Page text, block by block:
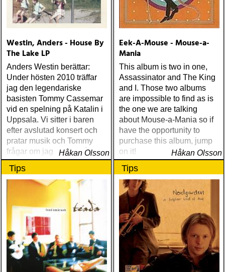
Westin, Anders - House By
The Lake LP
Anders Westin berättar:
Under hösten 2010 träffar
jag den legendariske
basisten Tommy Cassemar
vid en spelning på Katalin i
Uppsala. Vi sitter i baren
efter avslutad konsert och
pratar musik och Tommy
frågar om jag spelar något
instrument
Håkan Olsson
Eek-A-Mouse - Mouse-a-
Mania
This album is two in one,
Assassinator and The King
and I. Those two albums
are impossible to find as is
the one we are talking
about Mouse-a-Mania so if
have the opportunity to
purchase this album, jump
on it!
Håkan Olsson
Tips Tips